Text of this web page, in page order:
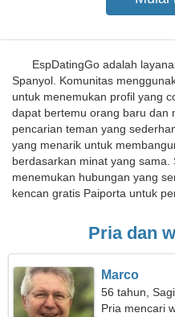
EspDatingGo adalah
Spanyol. Komunitas
untuk menemukan profil yang
dapat bertemu orang baru dan
pencarian teman yang
yang menarik untuk
berdasarkan minat yang sama.
menemukan hubungan yang
kencan gratis Paiporta untuk
Pria dan
Marco
56 tahun,
Pria mencari